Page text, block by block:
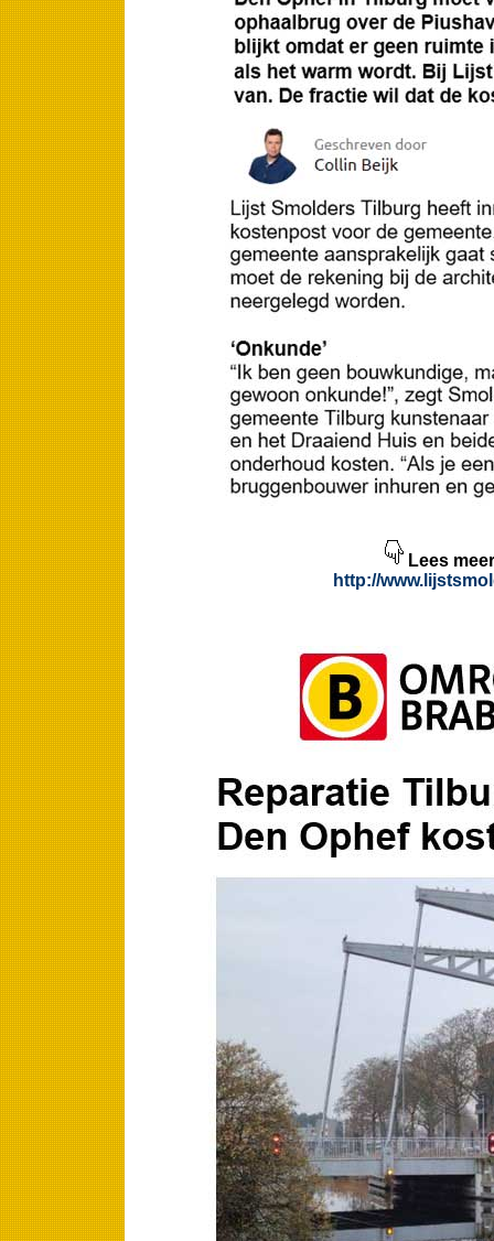
Lees
http://